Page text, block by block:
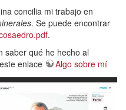
concilia mi trabajo en
. Se puede encontrar
.
qué he hecho al
enlace
Algo sobre mí